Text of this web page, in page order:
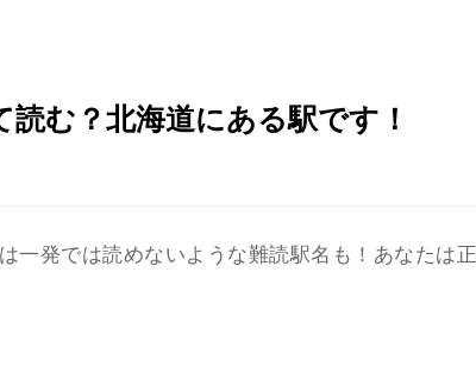
読む？北海道にある駅です！
一発では読めないような難読駅名も！あなたは正